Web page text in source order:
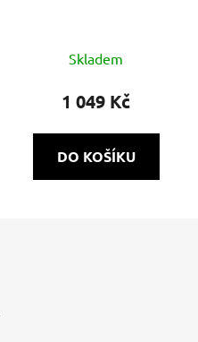
Skladem
1 049 Kč
DO KOŠÍKU